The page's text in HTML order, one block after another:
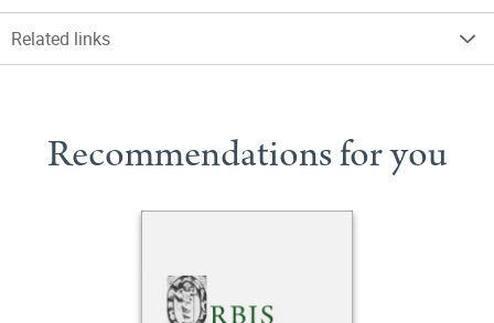
Related links
Recommendations for you